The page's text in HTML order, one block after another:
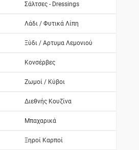
Σάλτσες - Dressings
Λάδι / Φυτικά Λίπη
Ξύδι / Αρτυμα Λεμονιού
Κονσέρβες
Ζωμοί / Κύβοι
Διεθνής Κουζίνα
Μπαχαρικά
Ξηροί Καρποί